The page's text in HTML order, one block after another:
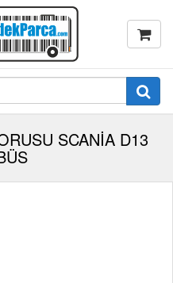
SCANİA D13